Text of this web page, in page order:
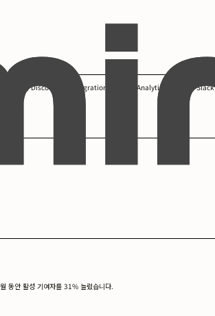
Discord API Integration, Google Analytics, Mod.io, Slack
동안 활성 기여자를 31% 늘렸습니다.